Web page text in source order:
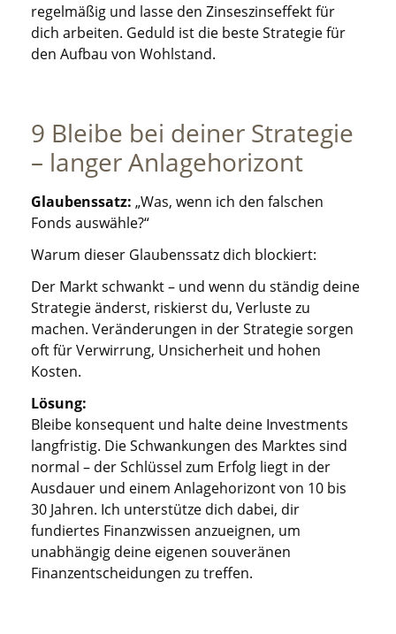
regelmäßig und lasse den Zinseszinseffekt für
dich arbeiten. Geduld ist die beste Strategie für
den Aufbau von Wohlstand.
9 Bleibe bei deiner Strategie
– langer Anlagehorizont
Glaubenssatz: „Was, wenn ich den falschen
Fonds auswähle?“
Warum dieser Glaubenssatz dich blockiert:
Der Markt schwankt – und wenn du ständig deine
Strategie änderst, riskierst du, Verluste zu
machen. Veränderungen in der Strategie sorgen
oft für Verwirrung, Unsicherheit und hohen
Kosten.
Lösung:
Bleibe konsequent und halte deine Investments
langfristig. Die Schwankungen des Marktes sind
normal – der Schlüssel zum Erfolg liegt in der
Ausdauer und einem Anlagehorizont von 10 bis
30 Jahren. Ich unterstütze dich dabei, dir
fundiertes Finanzwissen anzueignen, um
unabhängig deine eigenen souveränen
Finanzentscheidungen zu treffen.